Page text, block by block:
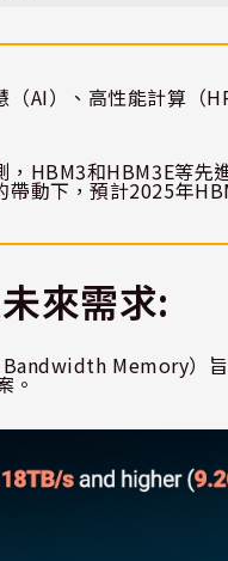
（AI）、高性能計算（
HBM3和HBM3E等先
帶動下，預計2025年
來需求:
Memory）
。